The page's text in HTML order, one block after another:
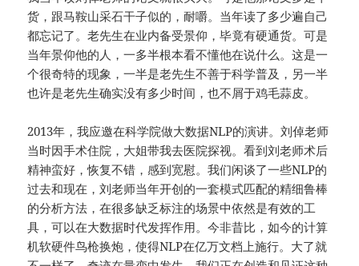
货，跟马鞍山采石干子似的，耐嚼。当年读了多少遍自己
都忘记了。老先生在业内备受景仰，毕竟有硬通货。可是
当年景仰他的人，一多半根本看不懂他在说什么。这是一
个很奇特的现象，一半是老先生不善于科学普及，另一半
也许是老先生确实没有多少时间，也不屑于鸡毛蒜皮。
2013年，我应邀在科学院做大数据NLP的演讲。刘倬老师
当时因手术住院，大姐带我去医院探视。看到刘老师术后
精神蛮好，恢复不错，感到宽慰。我们闲谈了一些NLP的
过去和现在，刘老师当年开创的一套模式匹配的精细鲁棒
的分析方法，在很多缺乏标注的场景中依然是有效的工
具，可以在大数据时代发挥作用。今非昔比，如今的计算
机软硬件鸟枪换炮，使得NLP在亿万文档上施行。大了就